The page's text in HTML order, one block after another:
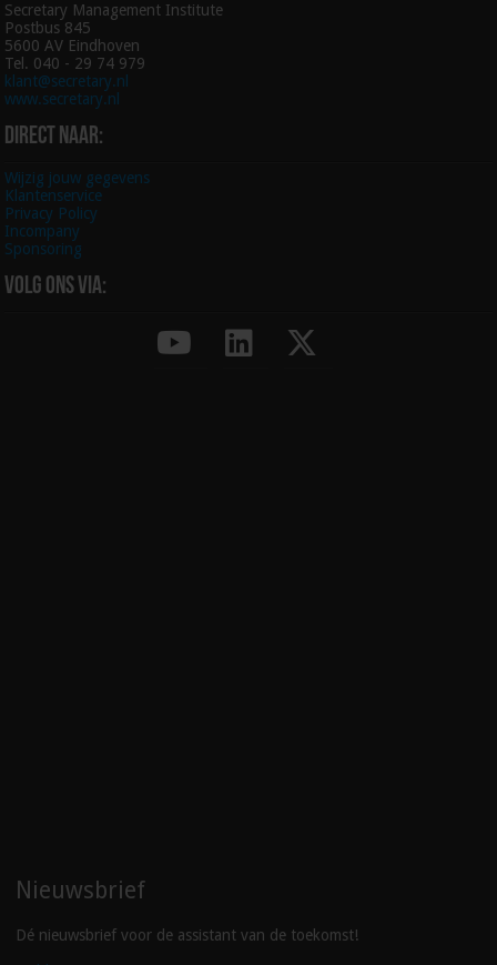
Secretary Management Institute
Postbus 845
5600 AV Eindhoven
Tel. 040 - 29 74 979
klant@secretary.nl
www.secretary.nl
Direct naar:
Wijzig jouw gegevens
Klantenservice
Privacy Policy
Incompany
Sponsoring
Volg ons via:
Nieuwsbrief
Dé nieuwsbrief voor de assistant van de toekomst!